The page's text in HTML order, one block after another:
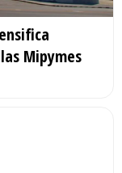
Mipymes